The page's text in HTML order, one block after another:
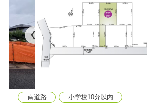
南道路 小学校10分以内